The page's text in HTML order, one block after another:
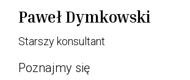
Paweł Dymkowski
Starszy konsultant
Poznajmy się